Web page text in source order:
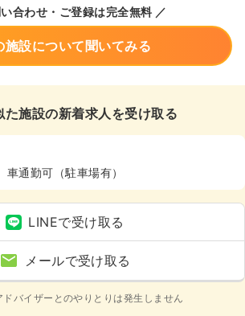
合わせ・ご登録は完全無料 ／
施設について聞いてみる
た施設の新着求人を受け取る
車通勤可（駐車場有）
LINEで受け取る
メールで受け取る
バイザーとのやりとりは発生しません